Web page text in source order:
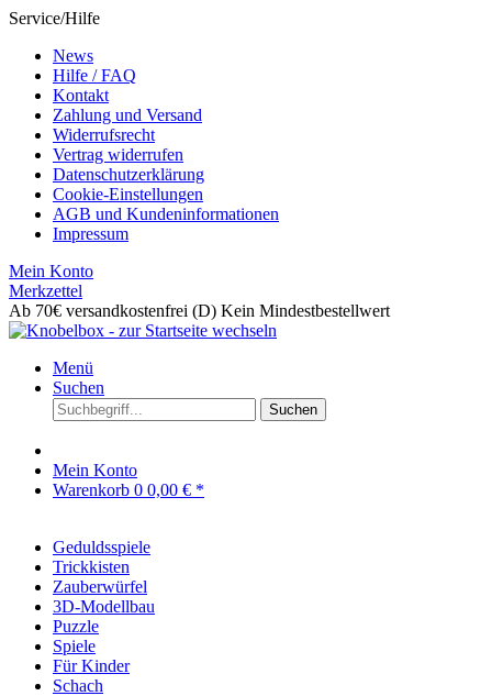
Service/Hilfe
News
Hilfe / FAQ
Kontakt
Zahlung und Versand
Widerrufsrecht
Vertrag widerrufen
Datenschutzerklärung
Cookie-Einstellungen
AGB und Kundeninformationen
Impressum
Mein Konto
Merkzettel
Ab 70€ versandkostenfrei (D) Kein Mindestbestellwert
Menü
Suchen
Suchen
Mein Konto
Warenkorb 0 0,00 € *
Geduldsspiele
Trickkisten
Zauberwürfel
3D-Modellbau
Puzzle
Spiele
Für Kinder
Schach